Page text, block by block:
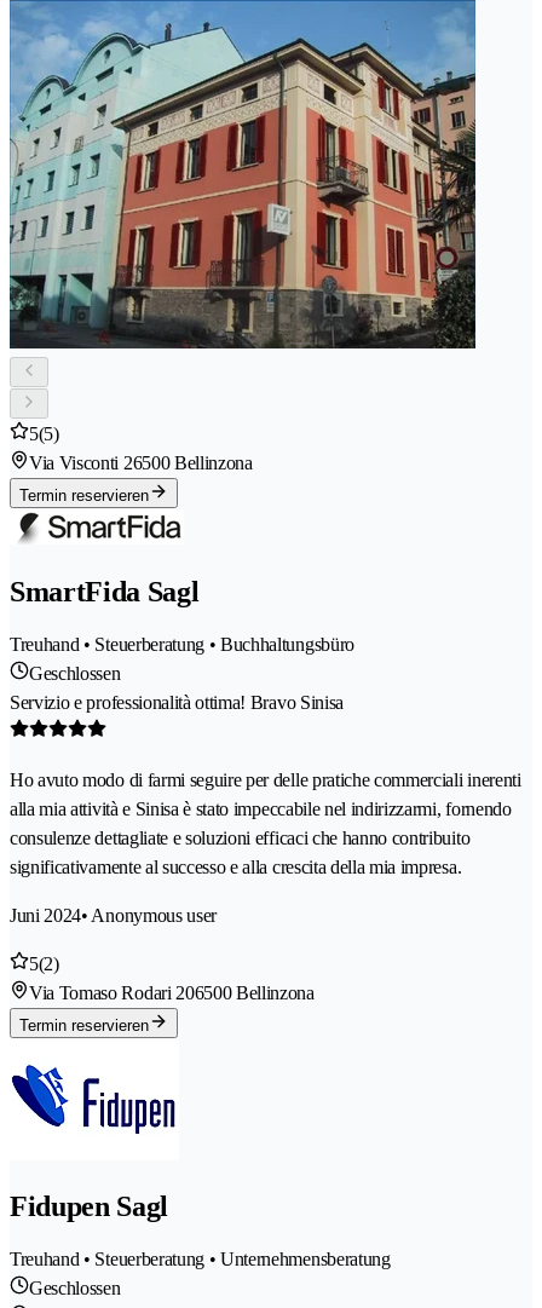
5(5)
Via Visconti 26500 Bellinzona
Termin reservieren
SmartFida Sagl
Treuhand • Steuerberatung • Buchhaltungsbüro
Geschlossen
Servizio e professionalità ottima! Bravo Sinisa
Ho avuto modo di farmi seguire per delle pratiche commerciali inerenti
alla mia attività e Sinisa è stato impeccabile nel indirizzarmi, fornendo
consulenze dettagliate e soluzioni efficaci che hanno contribuito
significativamente al successo e alla crescita della mia impresa.
Juni 2024• Anonymous user
5(2)
Via Tomaso Rodari 206500 Bellinzona
Termin reservieren
Fidupen Sagl
Treuhand • Steuerberatung • Unternehmensberatung
Geschlossen